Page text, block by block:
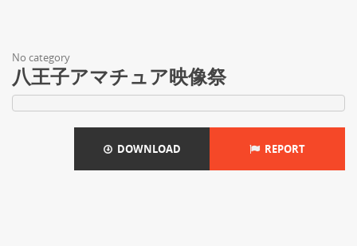
No category
八王子アマチュア映像祭
DOWNLOAD REPORT